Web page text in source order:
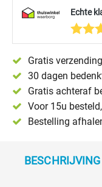
Echte
Gratis
30 dagen
Gratis achteraf
Voor 15u
Bestelling
BESCHRIJVING